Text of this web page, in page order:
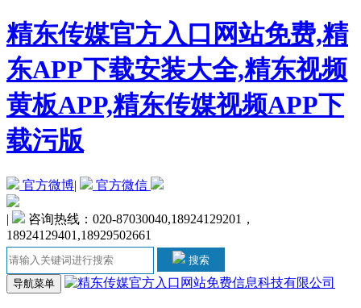
精东传媒官方入口网站免费,精
东APP下载安装大全,精东视频
黄板APP,精东传媒视频APP下
载污版
官方微博| 官方微信
|
咨询热线：020-87030040,18924129201，
18924129401,18929502661
搜索
导航菜单